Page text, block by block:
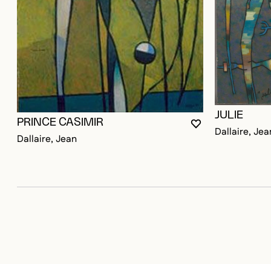
VOUS DEVEZ
FERMER LA
OUVRIR LA
PRINCE CASIMIR
Dallaire, Jean
JULIE
Dallaire,